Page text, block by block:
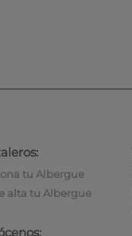
tu Albergue
alta tu Albergue